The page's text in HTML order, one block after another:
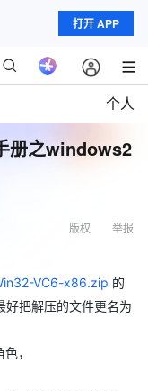
打开 APP
个人
册之windows2
举报
版权
VC6-x86.zip 的
把解压的文件更名为
，